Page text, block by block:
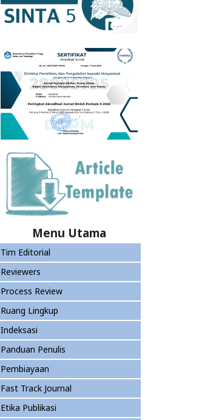
Menu Utama
Tim Editorial
Reviewers
Process Review
Ruang Lingkup
Indeksasi
Panduan Penulis
Pembiayaan
Fast Track Journal
Etika Publikasi